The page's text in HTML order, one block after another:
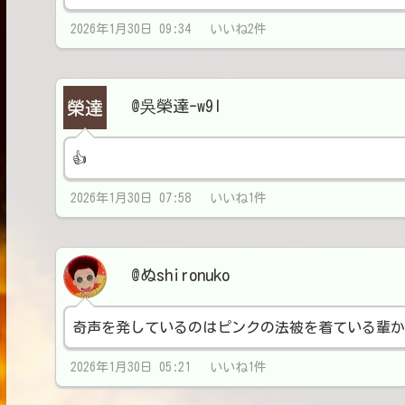
2026年1月30日 09:34 いいね2件
@吳榮達-w9l
👍
2026年1月30日 07:58 いいね1件
@ぬshironuko
奇声を発しているのはピンクの法被を着ている輩
2026年1月30日 05:21 いいね1件